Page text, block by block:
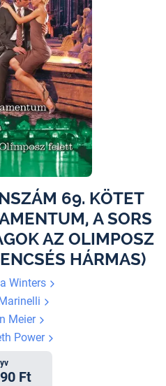
69. KÖTET
A SORS
AZ OLIMPOSZ
HÁRMAS)
Winters
Meier
Power
Ft